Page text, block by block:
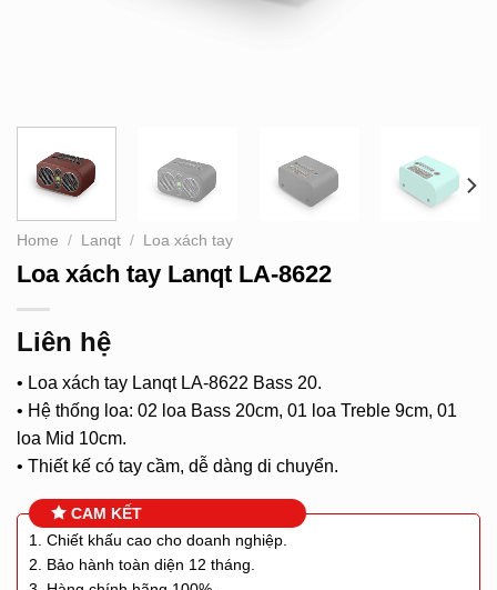
Home / Lanqt / Loa xách tay
Loa xách tay Lanqt LA-8622
Liên hệ
• Loa xách tay Lanqt LA-8622 Bass 20.
• Hệ thống loa: 02 loa Bass 20cm, 01 loa Treble 9cm, 01
loa Mid 10cm.
• Thiết kế có tay cầm, dễ dàng di chuyển.
CAM KẾT
1. Chiết khấu cao cho doanh nghiệp.
2. Bảo hành toàn diện 12 tháng.